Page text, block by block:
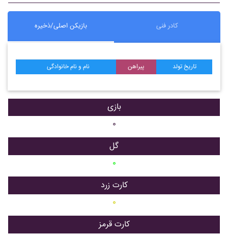
بازیکن اصلی/ذخیره کادر فنی
نام و نام خانوادگی پیراهن تاریخ تولد
بازی
۰
گل
۰
کارت زرد
۰
کارت قرمز